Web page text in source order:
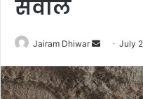
सवाल
Jairam Dhiwar
Send
email
July